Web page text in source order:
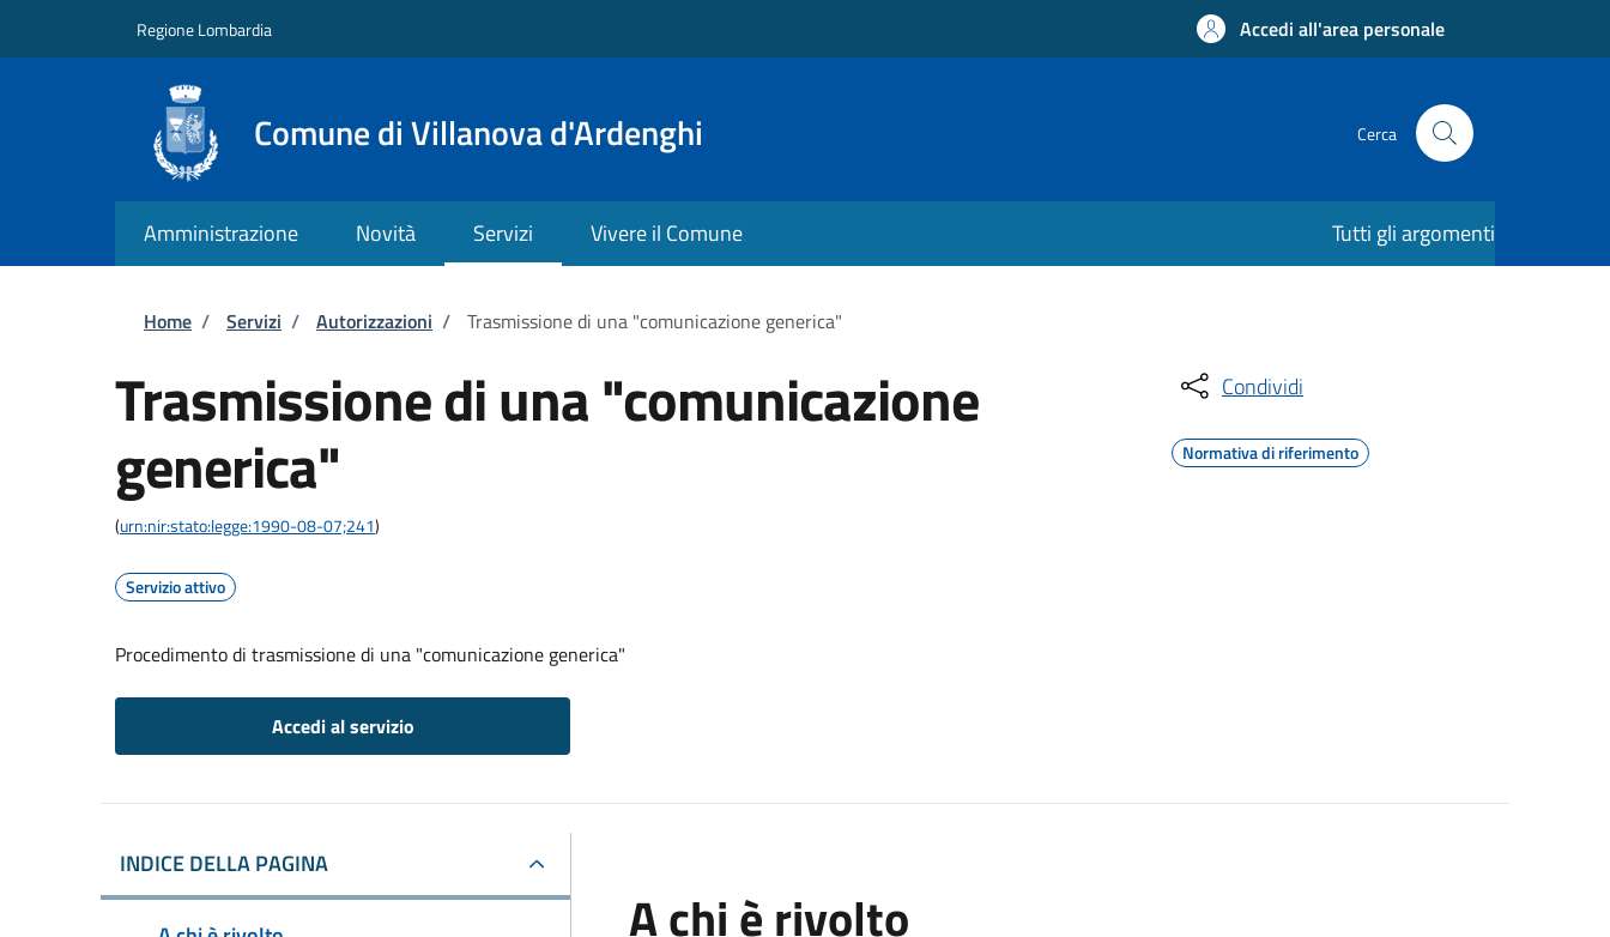
Regione Lombardia Accedi all'area personale
Comune di Villanova d'Ardenghi Cerca
Amministrazione Novità Servizi Vivere il Comune Tutti gli argomenti
Briciole di pane
Home / Servizi / Autorizzazioni / Trasmissione di una "comunicazione generica"
Trasmissione di una "comunicazione
generica"
(urn:nir:stato:legge:1990-08-07;241)
Servizio attivo
Procedimento di trasmissione di una "comunicazione generica"
Accedi al servizio
Condividi
Normativa di riferimento
INDICE DELLA PAGINA
A chi è rivolto